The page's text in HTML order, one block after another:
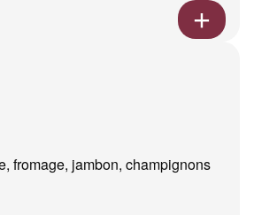
fromage, jambon, champignons